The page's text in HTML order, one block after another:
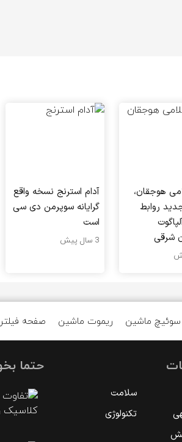
هوجقان،
روابط
شرقی
آدام استرنج نسخه واقع
گرایانه سوپرمن دی سی
است
3 سال پیش
صفحه ریموت ماشین سوئیچ ماشین
سلامت
تکنولوژی
حتما